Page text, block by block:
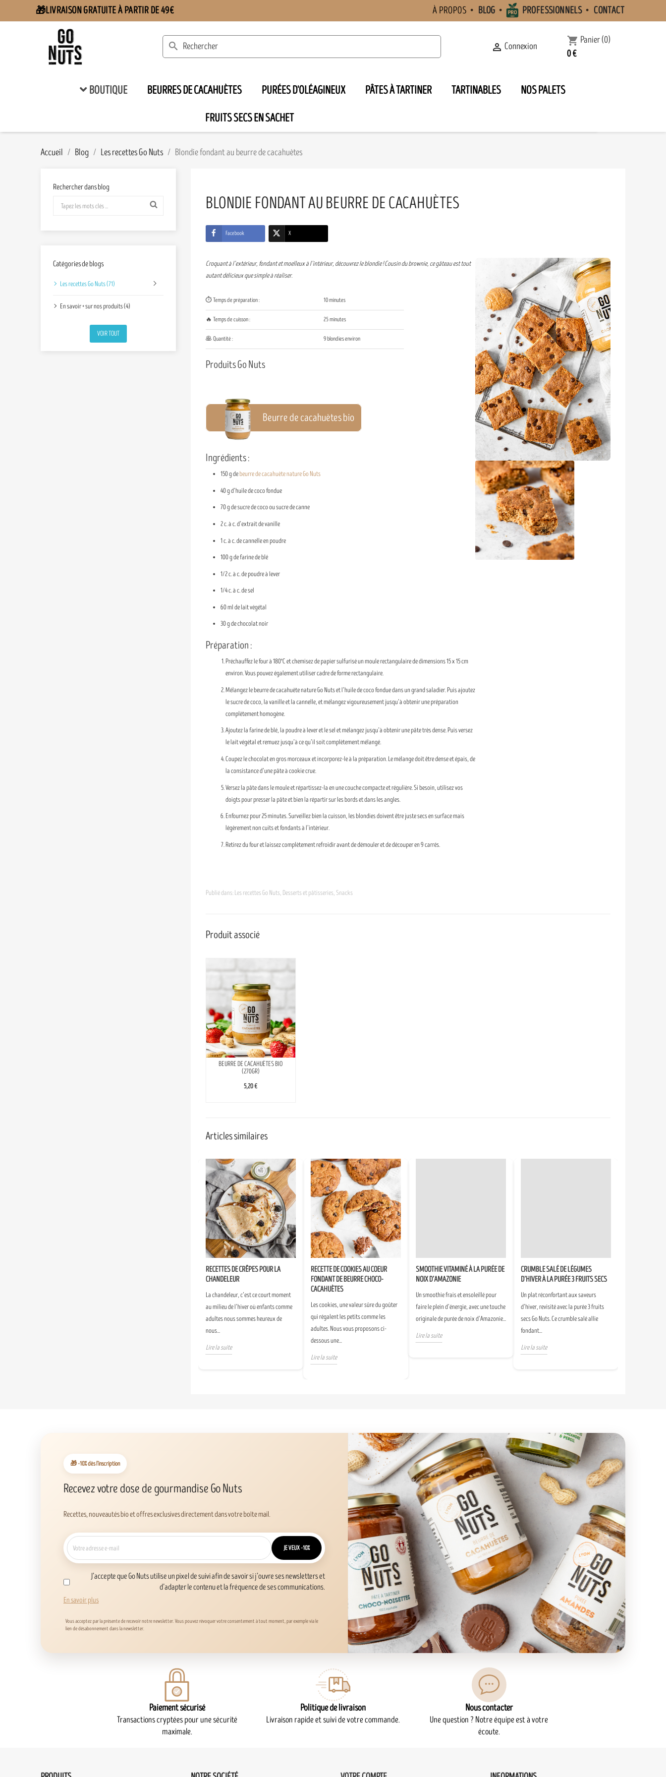
🎁LIVRAISON GRATUITE À PARTIR DE 49€ À PROPOS BLOG PROFESSIONNELS CONTACT
search  Connexion shopping_cart Panier(0)
0 €
BOUTIQUE BEURRES DE CACAHUÈTES PURÉES D'OLÉAGINEUX PÂTES À TARTINER TARTINABLES
NOS PALETS
FRUITS SECS EN SACHET
Accueil Blog Les recettes Go Nuts Blondie fondant au beurre de cacahuètes
Rechercher dans blog
Catégories de blogs
Les recettes Go Nuts (71)
En savoir + sur nos produits (4)
VOIR TOUT
BLONDIE FONDANT AU BEURRE DE CACAHUÈTES
Facebook X
Croquant à l’extérieur, fondant et moelleux à l’intérieur, découvrez le blondie ! Cousin du brownie, ce gâteau est tout
autant délicieux que simple à réaliser.
⏱️ Temps de préparation : 10 minutes
🔥 Temps de cuisson : 25 minutes
🥞 Quantité : 9 blondies environ
Produits Go Nuts
Beurre de cacahuètes bio
Ingrédients :
150 g debeurre de cacahuète nature Go Nuts
40 g d’huile de coco fondue
70 g de sucre de coco ou sucre de canne
2 c. à c. d’extrait de vanille
1 c. à c. de cannelle en poudre
100 g de farine de blé
1/2 c. à c. de poudre à lever
1/4 c. à c. de sel
60 ml de lait végétal
30 g de chocolat noir
Préparation :
Préchauffez le four à 180°C et chemisez de papier sulfurisé un moule rectangulaire de dimensions 15 x 15 cm
environ. Vous pouvez également utiliser cadre de forme rectangulaire.
Mélangez le beurre de cacahuète nature Go Nuts et l’huile de coco fondue dans un grand saladier. Puis ajoutez
le sucre de coco, la vanille et la cannelle, et mélangez vigoureusement jusqu’à obtenir une préparation
complètement homogène.
Ajoutez la farine de blé, la poudre à lever et le sel et mélangez jusqu’à obtenir une pâte très dense. Puis versez
le lait végétal et remuez jusqu’à ce qu’il soit complètement mélangé.
Coupez le chocolat en gros morceaux et incorporez-le à la préparation. Le mélange doit être dense et épais, de
la consistance d’une pâte à cookie crue.
Versez la pâte dans le moule et répartissez-la en une couche compacte et régulière. Si besoin, utilisez vos
doigts pour presser la pâte et bien la répartir sur les bords et dans les angles.
Enfournez pour 25 minutes. Surveillez bien la cuisson, les blondies doivent être juste secs en surface mais
légèrement non cuits et fondants à l’intérieur.
Retirez du four et laissez complètement refroidir avant de démouler et de découper en 9 carrés.
Publié dans:Les recettes Go Nuts, Desserts et pâtisseries, Snacks
Produit associé
BEURRE DE CACAHUÈTES BIO
(270GR)
5,20 €
Articles similaires
RECETTES DE CRÊPES POUR LA
CHANDELEUR
La chandeleur, c’est ce court moment
au milieu de l’hiver où enfants comme
adultes nous sommes heureux de
nous...
Lire la suite
RECETTE DE COOKIES AU COEUR
FONDANT DE BEURRE CHOCO-
CACAHUÈTES
Les cookies, une valeur sûre du goûter
qui régalent les petits comme les
adultes. Nous vous proposons ci-
dessous une...
Lire la suite
SMOOTHIE VITAMINÉ À LA PURÉE DE
NOIX D’AMAZONIE
Un smoothie frais et ensoleillé pour
faire le plein d’énergie, avec une touche
originale de purée de noix d’Amazonie...
Lire la suite
CRUMBLE SALÉ DE LÉGUMES
D’HIVER À LA PURÉE 3 FRUITS SECS
Un plat réconfortant aux saveurs
d’hiver, revisité avec la purée 3 fruits
secs Go Nuts. Ce crumble salé allie
fondant...
Lire la suite
🎁 -10% dès l’inscription
Recevez votre dose de gourmandise Go Nuts
Recettes, nouveautés bio et offres exclusives directement dans votre boîte mail.
JE VEUX -10%
J’accepte que Go Nuts utilise un pixel de suivi afin de savoir si j’ouvre ses newsletters et
d’adapter le contenu et la fréquence de ses communications.
En savoir plus
Vous acceptez par la présente de recevoir notre newsletter. Vous pouvez révoquer votre consentement à tout moment, par exemple via le
lien de désabonnement dans la newsletter.
Paiement sécurisé
Transactions cryptées pour une sécurité
maximale.
Politique de livraison
Livraison rapide et suivi de votre commande.
Nous contacter
Une question ? Notre équipe est à votre
écoute.